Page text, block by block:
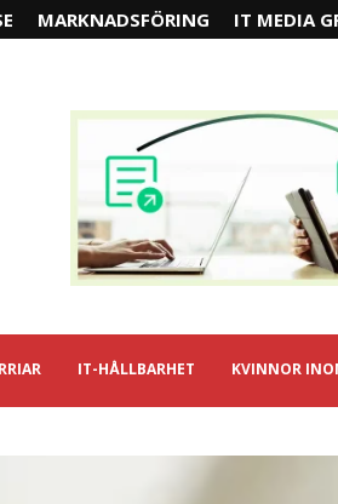
MARKNADSFÖRING IT MEDIA
IT-HÅLLBARHET KVINNOR